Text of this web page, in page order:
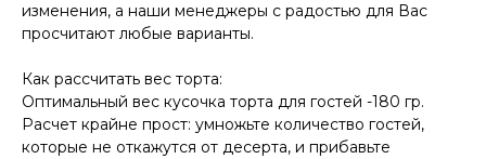
изменения, а наши менеджеры с радостью для Вас
просчитают любые варианты.
Как рассчитать вес торта:
Оптимальный вес кусочка торта для гостей -180 гр.
Расчет крайне прост: умножьте количество гостей,
которые не откажутся от десерта, и прибавьте